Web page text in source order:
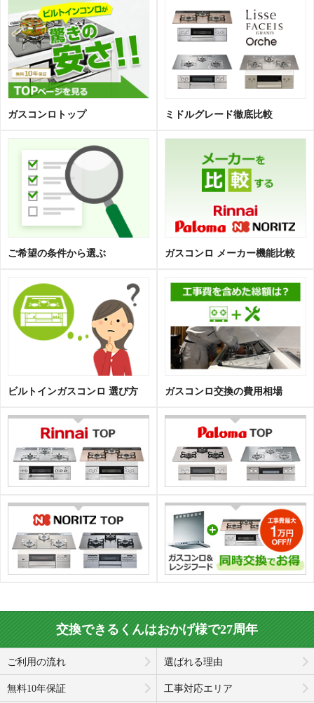
ガスコンロトップ ミドルグレード徹底比較
ご希望の条件から選ぶ ガスコンロ メーカー機能比較
ビルトインガスコンロ 選び方 ガスコンロ交換の費用相場
交換できるくんはおかげ様で27周年
ご利用の流れ 選ばれる理由
無料10年保証 工事対応エリア